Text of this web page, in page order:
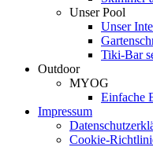
Unser Pool
Unser
Tiki-Bar
Outdoor
MYOG
Einfache
Impressum
Cookie-